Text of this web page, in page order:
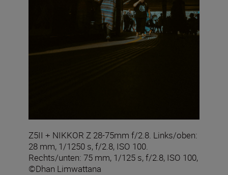
Z5II + NIKKOR Z 28-75mm f/2.8. Links/oben:
28 mm, 1/1250 s, f/2.8, ISO 100.
Rechts/unten: 75 mm, 1/125 s, f/2.8, ISO 100,
©Dhan Limwattana